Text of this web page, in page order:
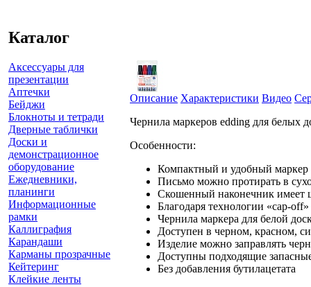
Каталог
Аксессуары для
презентации
Аптечки
Бейджи
Блокноты и тетради
Дверные таблички
Доски и
демонстрационное
оборудование
Ежедневники,
планинги
Информационные
рамки
Каллиграфия
Карандаши
Карманы прозрачные
Кейтеринг
Клейкие ленты
Описание Характеристики Видео
Чернила маркеров edding для белых
Особенности:
Компактный и удобный маркер
Письмо можно протирать в
Скошенный наконечник
Благодаря технологии «cap-
Чернила маркера для белой
Доступен в черном, красном,
Изделие можно заправлять
Доступны подходящие
Без добавления бутилацетата